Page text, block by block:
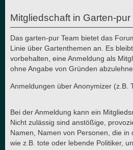
Mitgliedschaft in Garten-pur
Das garten-pur Team bietet das
Linie über Gartenthemen an. Es
vorbehalten, eine Anmeldung als
ohne Angabe von Gründen
Anmeldungen über Anonymizer (z.B.
Bei der Anmeldung kann ein
Nicht zulässig sind anstößige,
Namen, Namen von Personen, die in
wie z.B. tote oder lebende Politiker,